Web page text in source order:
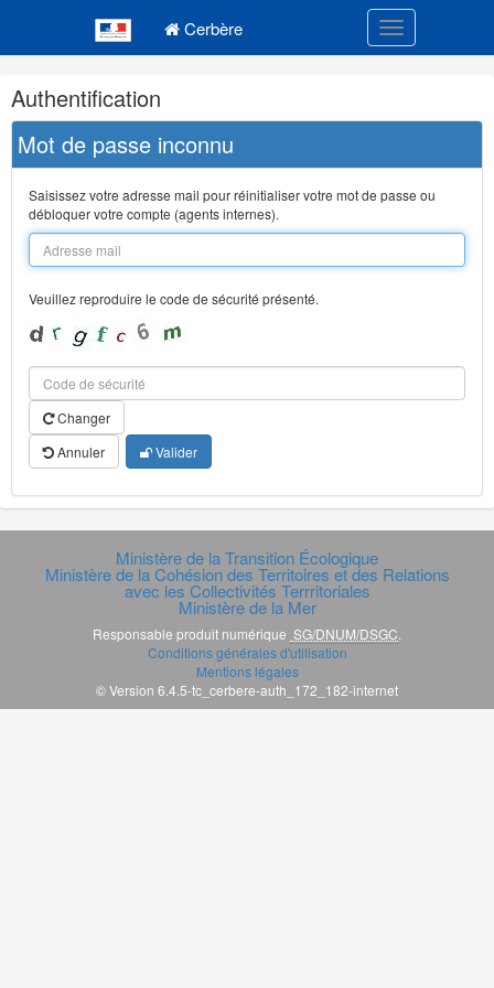
Cerbère Toggle
Navigation
et
outils
annexes
Authentification
Mot de passe inconnu
Saisissez votre adresse mail pour réinitialiser votre mot de passe ou
débloquer votre compte (agents internes).
Veuillez reproduire le code de sécurité présenté.
Changer
Annuler
Valider
Ministère de la Transition Écologique
Ministère de la Cohésion des Territoires et des Relations
avec les Collectivités Terrritoriales
Ministère de la Mer
Responsable produit numérique SG/DNUM/DSGC
Conditions générales d'utilisation
Mentions légales
© Version 6.4.5-tc_cerbere-auth_172_182-internet